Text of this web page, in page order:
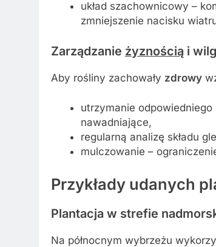
układ szachownicowy –
zmniejszenie nacisku
Zarządzanie żyznością i
Aby rośliny zachowały zdrowy
utrzymanie odpowiedniego
nawadniające,
regularną analizę składu
mulczowanie –
Przykłady udanych
Plantacja w strefie
Na północnym wybrzeżu